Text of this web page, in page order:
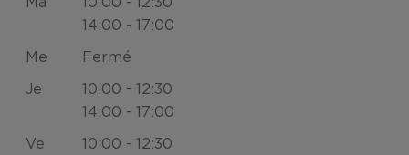
14:00 - 17:00
Me Fermé
Je
10:00 - 12:30
14:00 - 17:00
Ve
10:00 - 12:30